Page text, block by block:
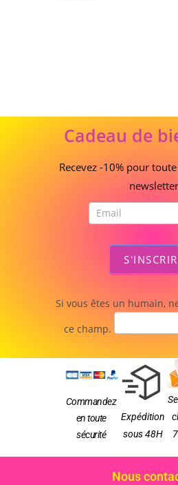
deCadeau de
Recevez -10% pour
newsletter
Si vous êtes un humain,
ce champ.
Commandez
en toute
sécurité
Expédition
sous 48H
Nous